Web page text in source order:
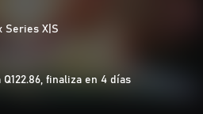
Series X|S
finaliza en 4 días